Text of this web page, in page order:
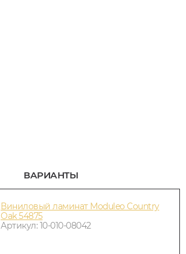
ВАРИАНТЫ
Виниловый ламинат Moduleo Country
Oak 54875
Артикул: 10-010-08042